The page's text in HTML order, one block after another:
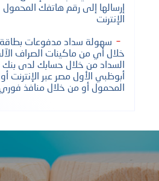
إرسالها إلى رقم هاتفك المحمول
الإنترنت
سهولة سداد مدفوعات بطاقة
خلال أي من ماكينات الصراف
السداد من خلال حسابك لدى
أبوظبي الأول مصر عبر الإنترنت
المحمول أو من خلال منافذ